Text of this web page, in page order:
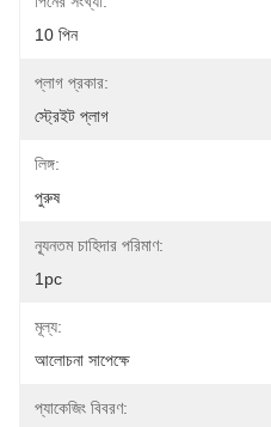
10 পিন
প্লাগ প্রকার:
স্ট্রেইট প্লাগ
লিঙ্গ:
পুরুষ
ন্যূনতম চাহিদার পরিমাণ:
1pc
মূল্য:
আলোচনা সাপেক্ষে
প্যাকেজিং বিবরণ: